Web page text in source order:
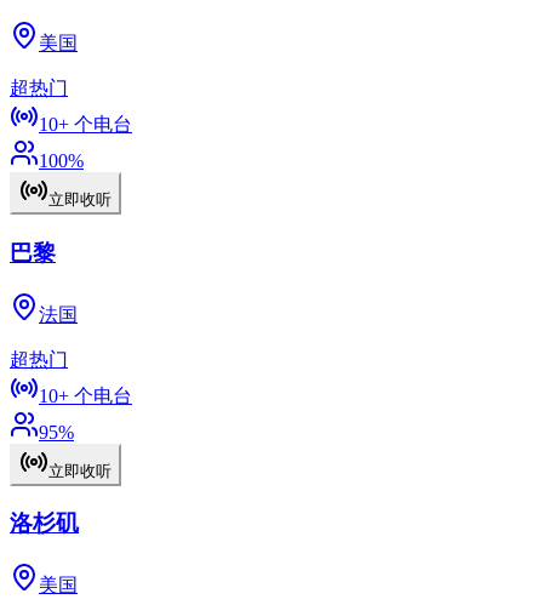
美国
超热门
10+ 个电台
100%
立即收听
巴黎
法国
超热门
10+ 个电台
95%
立即收听
洛杉矶
美国